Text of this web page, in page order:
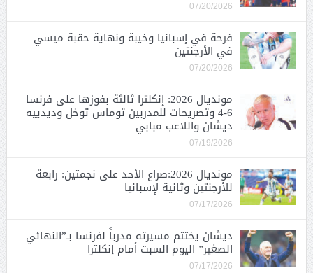
07/20/2026
فرحة في إسبانيا وخيبة ونهاية حقبة ميسي
في الأرجنتين
07/20/2026
مونديال 2026: إنكلترا ثالثة بفوزها على فرنسا
6-4 وتصريحات للمدربين توماس توخل وديدييه
ديشان واللاعب مبابي
07/19/2026
مونديال 2026:صراع الأحد على نجمتين: رابعة
للأرجنتين وثانية لإسبانيا
07/17/2026
ديشان يختتم مسيرته مدرباً لفرنسا بـ”النهائي
الصغير” اليوم السبت أمام إنكلترا
07/17/2026